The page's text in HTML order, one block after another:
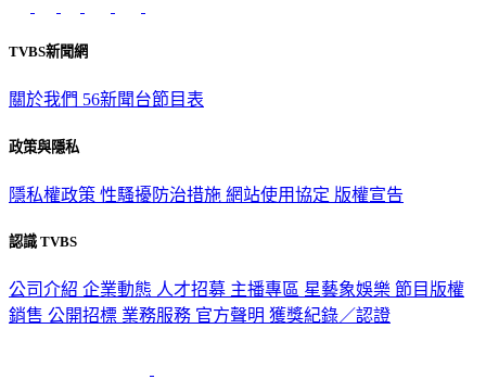
TVBS新聞網
關於我們 56新聞台節目表
政策與隱私
隱私權政策 性騷擾防治措施 網站使用協定 版權宣告
認識 TVBS
公司介紹 企業動態 人才招募 主播專區 星藝象娛樂 節目版權
銷售 公開招標 業務服務 官方聲明 獲獎紀錄／認證